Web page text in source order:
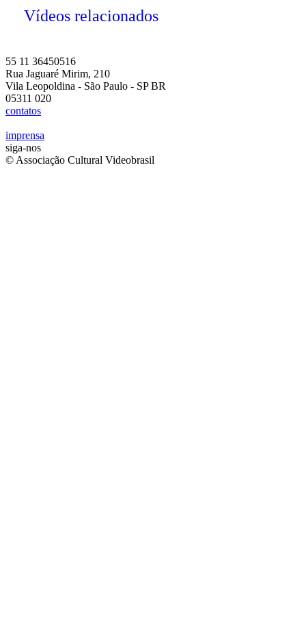
Vídeos relacionados
55 11 36450516
Rua Jaguaré Mirim, 210
Vila Leopoldina - São Paulo - SP BR
05311 020
contatos
imprensa
siga-nos
© Associação Cultural Videobrasil